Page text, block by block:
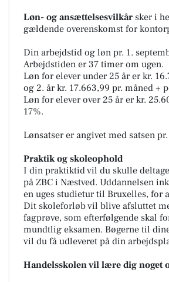
Løn- og ansættelsesvilkår sker i
gældende overenskomst for
Din arbejdstid og løn pr. 1.
Arbejdstiden er 37 timer om ugen.
Løn for elever under 25 år er kr.
og 2. år kr. 17.663,99 pr. måned +
Løn for elever over 25 år er kr.
17%.
Lønsatser er angivet med satsen
Praktik og skoleophold
I din praktiktid vil du skulle
på ZBC i Næstved. Uddannelsen
en uges studietur til Bruxelles, for
Dit skoleforløb vil blive afsluttet
fagprøve, som efterfølgende skal
mundtlig eksamen. Bøgerne til
vil du få udleveret på din
Handelsskolen vil lære dig noget